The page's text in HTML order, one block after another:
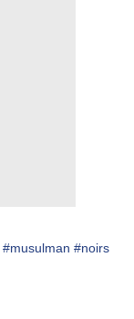
#musulman #noirs